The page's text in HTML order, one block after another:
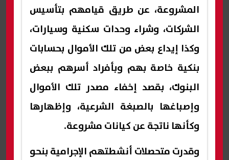
المشروعة، عن طريق قيامهم بتأسيس
الشركات، وشراء وحدات سكنية وسيارات،
وكذا إيداع بعض من تلك الأموال بحسابات
بنكية خاصة بهم وبأفراد أسرهم ببعض
البنوك، بقصد إخفاء مصدر تلك الأموال
وإصباغها بالصبغة الشرعية، وإظهارها
وكأنها ناتجة عن كيانات مشروعة.
وقدرت متحصلات أنشطتهم الإجرامية بنحو